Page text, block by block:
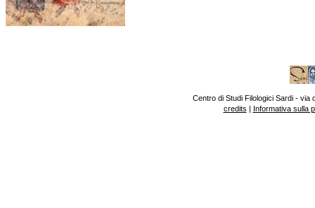
Centro di Studi Filologici Sardi - via
credits | Informativa sulla